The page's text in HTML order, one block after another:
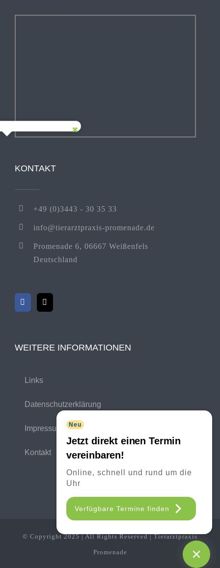
Neu
Jetzt direkt einen Termin
vereinbaren!
Online, schnell und rund um die
Uhr
Verfügbare Termine finden
KONTAKT
+49 (0)3443 - 30 35 33
info@tierarztpraxis-promenade.de
Promenade 6, 06667 Weißenfels
Deutschland
WEITERE INFORMATIONEN
Links
Datenschutzerklärung
Impressum
Kontakt
© Copyright 2025 | All Rights Reserved | Tierarztpraxis
Promenade